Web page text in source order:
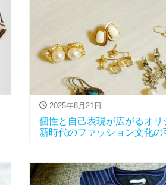
2025年8月21日
個性と自己表現が広がるオリ
新時代のファッション文化の